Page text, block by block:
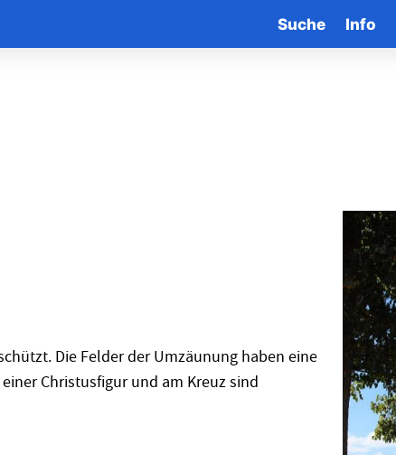
Suche Info
Die Felder der Umzäunung haben eine
Christusfigur und am Kreuz sind